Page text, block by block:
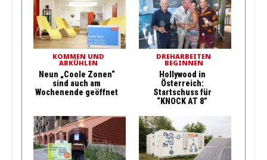
KOMMEN UND
ABKÜHLEN
Neun „Coole Zonen“
sind auch am
Wochenende geöffnet
DREHARBEITEN
BEGINNEN
Hollywood in
Österreich:
Startschuss für
“KNOCK AT 8”